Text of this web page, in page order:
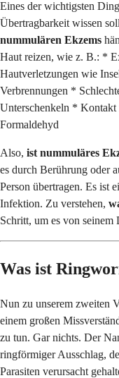
Eines der wichtigsten
Übertragbarkeit wissen
nummulären Ekzems
Haut reizen, wie z. B.: *
Hautverletzungen wie
Verbrennungen *
Unterschenkeln *
Formaldehyd
Also, ist nummuläres
es durch Berührung oder
Person übertragen. Es ist
Infektion. Zu verstehen,
Schritt, um es von seinem
Was ist
Nun zu unserem zweiten
einem großen
zu tun. Gar nichts. Der
ringförmiger Ausschlag,
Parasiten verursacht